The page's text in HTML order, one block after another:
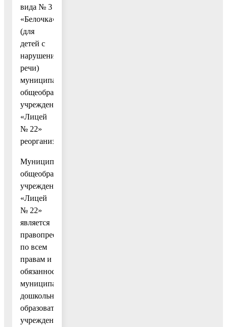
вида № 3
«Белочка»
(для
детей с
нарушениями
речи)
муниципальное
общеобразовательное
учреждение
«Лицей
№ 22»
реорганизовано.
Муниципальное
общеобразовательное
учреждение
«Лицей
№ 22»
является
правопреемником
по всем
правам и
обязанностям
муниципального
дошкольного
образовательного
учреждения